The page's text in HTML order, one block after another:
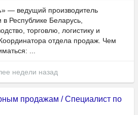
— ведущий производитель
в Республике Беларусь,
торговлю, логистику и
отдела продаж. Чем
...
недели назад
продажам / Специалист по